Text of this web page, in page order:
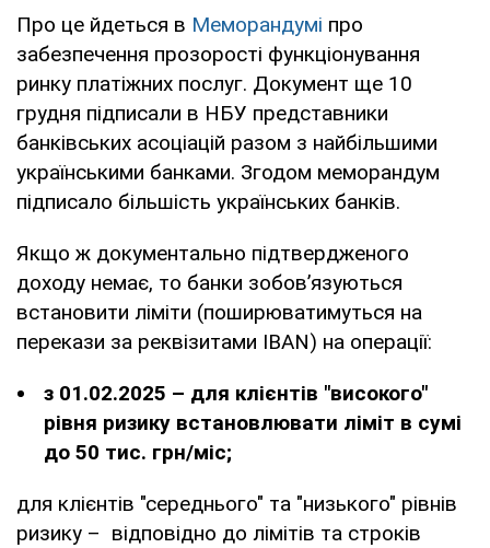
Про це йдеться в Меморандумі про
забезпечення прозорості функціонування
ринку платіжних послуг. Документ ще 10
грудня підписали в НБУ представники
банківських асоціацій разом з найбільшими
українськими банками. Згодом меморандум
підписало більшість українських банків.
Якщо ж документально підтвердженого
доходу немає, то банки зобов’язуються
встановити ліміти (поширюватимуться на
перекази за реквізитами IBAN) на операції:
з 01.02.2025 – для клієнтів "високого"
рівня ризику встановлювати ліміт в сумі
до 50 тис. грн/міс;
для клієнтів "середнього" та "низького" рівнів
ризику – відповідно до лімітів та строків